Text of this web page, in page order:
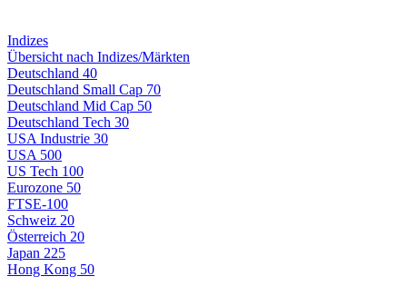
Indizes
Übersicht nach Indizes/Märkten
Deutschland 40
Deutschland Small Cap 70
Deutschland Mid Cap 50
Deutschland Tech 30
USA Industrie 30
USA 500
US Tech 100
Eurozone 50
FTSE-100
Schweiz 20
Österreich 20
Japan 225
Hong Kong 50